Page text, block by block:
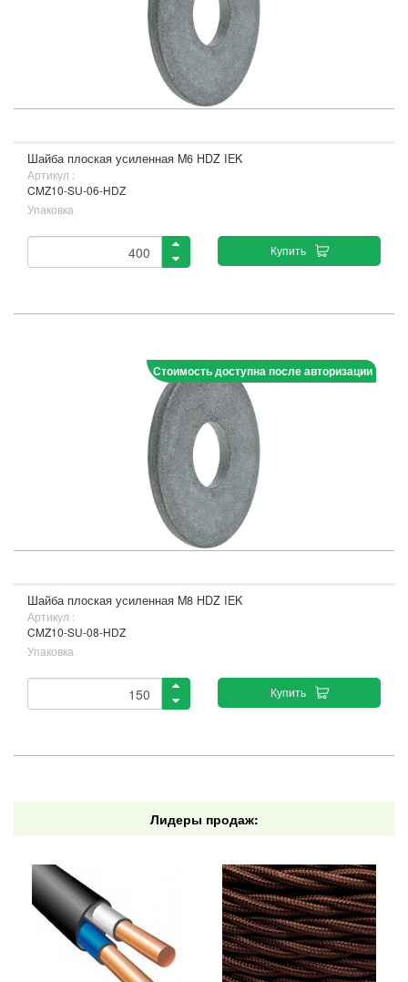
Шайба плоская усиленная M6 HDZ IEK
Артикул :
CMZ10-SU-06-HDZ
Упаковка
Купить
Стоимость доступна после авторизации
Шайба плоская усиленная M8 HDZ IEK
Артикул :
CMZ10-SU-08-HDZ
Упаковка
Купить
Лидеры продаж: